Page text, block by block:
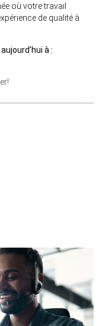
où votre travail
de qualité à
à :